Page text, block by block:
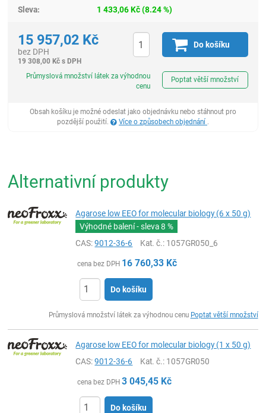
Sleva: 1 433,06Kč(8.24%)
15 957,02 Kč
bez DPH
19 308,00 Kč s DPH
Do košíku
Průmyslová množství látek za výhodnou
cenu
Poptat větší množství
Obsah košíku je možné odeslat jako objednávku nebo stáhnout pro
pozdější použití.
Více o způsobech objednání
Alternativní produkty
Agarose low EEO for molecular biology (6 x 50 g)
Výhodné balení - sleva8 %
CAS:9012-36-6 Kat. č.: 1057GR050_6
cena bez DPH 16 760,33 Kč
Do košíku
Průmyslová množství látek za výhodnou cenu Poptat větší množství
Agarose low EEO for molecular biology (1 x 50 g)
CAS:9012-36-6 Kat. č.: 1057GR050
cena bez DPH 3 045,45 Kč
Do košíku